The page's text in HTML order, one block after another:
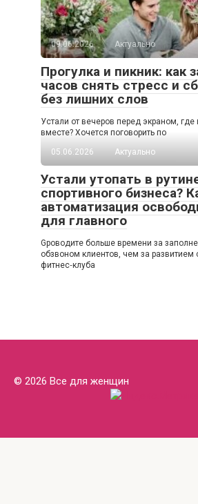
09.06.2026 Актуально
Прогулка и пикник: как
часов снять стресс и
без лишних слов
Устали от вечеров перед экраном,
вместе? Хочется поговорить по
05.06.2026
Актуально
Устали утопать в
спортивного бизнеса?
автоматизация
для главного
Gроводите больше времени за
обзвоном клиентов, чем за развитием
фитнес‑клуба
© 2026 Все для женщин